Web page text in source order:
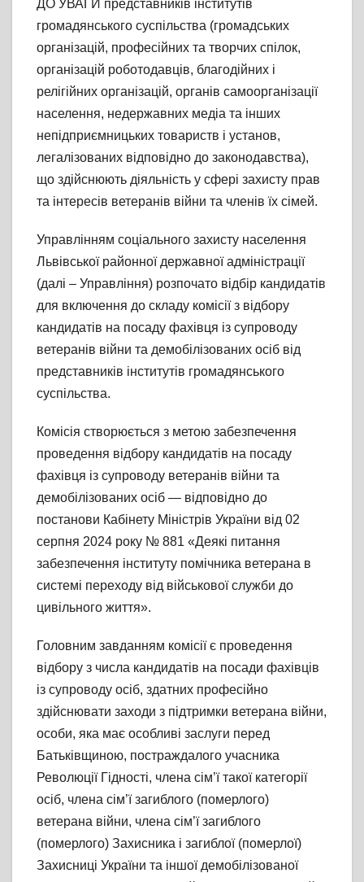
ДО УВАГИ представників інститутів
громадянського суспільства (громадських
організацій, професійних та творчих спілок,
організацій роботодавців, благодійних і
релігійних організацій, органів самоорганізації
населення, недержавних медіа та інших
непідприємницьких товариств і установ,
легалізованих відповідно до законодавства),
що здійснюють діяльність у сфері захисту прав
та інтересів ветеранів війни та членів їх сімей.
Управлінням соціального захисту населення
Львівської районної державної адміністрації
(далі – Управління) розпочато відбір кандидатів
для включення до складу комісії з відбору
кандидатів на посаду фахівця із супроводу
ветеранів війни та демобілізованих осіб від
представників інститутів громадянського
суспільства.
Комісія створюється з метою забезпечення
проведення відбору кандидатів на посаду
фахівця із супроводу ветеранів війни та
демобілізованих осіб — відповідно до
постанови Кабінету Міністрів України від 02
серпня 2024 року № 881 «Деякі питання
забезпечення інституту помічника ветерана в
системі переходу від військової служби до
цивільного життя».
Головним завданням комісії є проведення
відбору з числа кандидатів на посади фахівців
із супроводу осіб, здатних професійно
здійснювати заходи з підтримки ветерана війни,
особи, яка має особливі заслуги перед
Батьківщиною, постраждалого учасника
Революції Гідності, члена сім’ї такої категорії
осіб, члена сім’ї загиблого (померлого)
ветерана війни, члена сім’ї загиблого
(померлого) Захисника і загиблої (померлої)
Захисниці України та іншої демобілізованої